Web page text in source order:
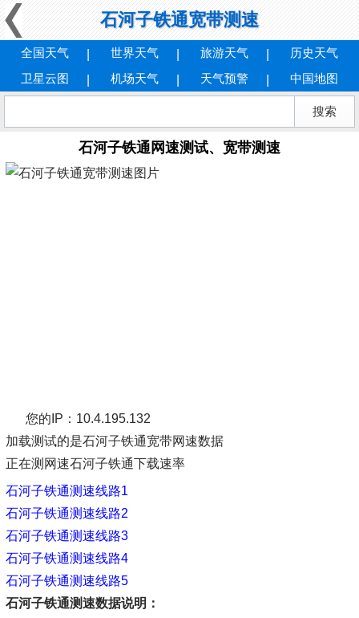
石河子铁通宽带测速
全国天气 世界天气 旅游天气
历史天气
卫星云图
机场天气 天气预警 中国地图
石河子铁通网速测试、宽带测速
您的IP：10.4.195.132
加载测试的是石河子铁通宽带网速数据
正在测网速石河子铁通下载速率
石河子铁通测速线路1
石河子铁通测速线路2
石河子铁通测速线路3
石河子铁通测速线路4
石河子铁通测速线路5
石河子铁通测速数据说明：